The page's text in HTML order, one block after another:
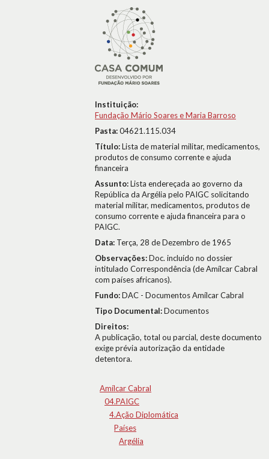
Instituição:
Fundação Mário Soares e Maria Barroso
Pasta:04621.115.034
Título:Lista de material militar, medicamentos,
produtos de consumo corrente e ajuda
financeira
Assunto:Lista endereçada ao governo da
República da Argélia pelo PAIGC solicitando
material militar, medicamentos, produtos de
consumo corrente e ajuda financeira para o
PAIGC.
Data: Terça, 28 de Dezembro de 1965
Observações:Doc. incluído no dossier
intitulado Correspondência (de Amílcar Cabral
com países africanos).
Fundo:DAC - Documentos Amílcar Cabral
Tipo Documental:Documentos
Direitos:
A publicação, total ou parcial, deste documento
exige prévia autorização da entidade
detentora.
Amílcar Cabral
04.PAIGC
4.Ação Diplomática
Países
Argélia